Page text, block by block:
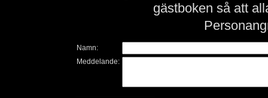
gästboken så att
Namn:
Meddelande: